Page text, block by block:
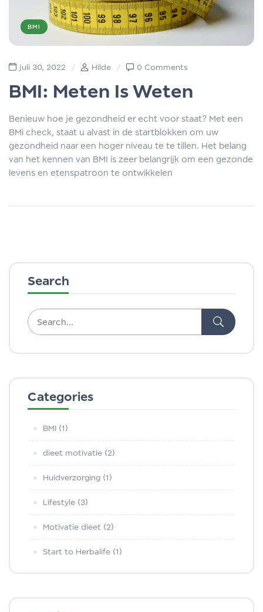
Search
Categories
BMI (1)
dieet motivatie (2)
Huidverzorging (1)
Lifestyle (3)
Motivatie dieet (2)
Start to Herbalife (1)
BMI
juli 30, 2022 Hilde 0 Comments
BMI: Meten Is Weten
Benieuw hoe je gezondheid er echt voor staat? Met een
BMi check, staat u alvast in de startblokken om uw
gezondheid naar een hoger niveau te te tillen. Het belang
van het kennen van BMI is zeer belangrijk om een gezonde
levens en etenspatroon te ontwikkelen